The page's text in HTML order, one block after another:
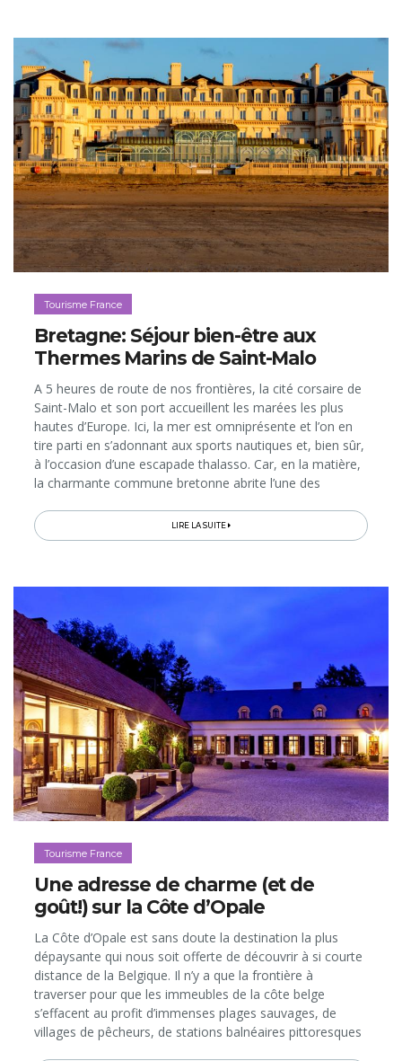
Tourisme France
Bretagne: Séjour bien-être aux
Thermes Marins de Saint-Malo
A 5 heures de route de nos frontières, la cité corsaire de
Saint-Malo et son port accueillent les marées les plus
hautes d’Europe. Ici, la mer est omniprésente et l’on en
tire parti en s’adonnant aux sports nautiques et, bien sûr,
à l’occasion d’une escapade thalasso. Car, en la matière,
la charmante commune bretonne abrite l’une des
Marins de Saint-Malo qui, en 2013, ont fêté leurs 50 ans.
LIRE LA SUITE
Tourisme France
Une adresse de charme (et de
goût!) sur la Côte d’Opale
La Côte d’Opale est sans doute la destination la plus
dépaysante qui nous soit offerte de découvrir à si courte
distance de la Belgique. Il n’y a que la frontière à
traverser pour que les immeubles de la côte belge
s’effacent au profit d’immenses plages sauvages, de
villages de pêcheurs, de stations balnéaires pittoresques